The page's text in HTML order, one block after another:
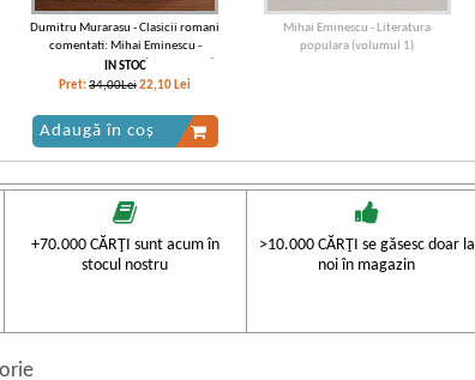
Dumitru Murarasu - Clasicii romani
comentati: Mihai Eminescu -
Literatura populara (editie veche)
IN STOC
Pret:34,00Lei22,10 Lei
Adaugă în coș
Mihai Eminescu - Literatura
populara (volumul 1)
+70.000 CĂRŢI sunt acum în
stocul nostru
>10.000 CĂRŢI se găsesc doar la
noi în magazin